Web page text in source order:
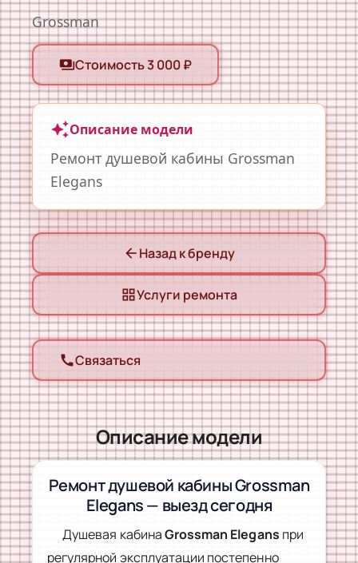
Grossman
paymentsСтоимость 3 000 ₽
auto_awesomeОписание модели
Ремонт душевой кабины Grossman
Elegans
arrow_back Назад к бренду
grid_viewУслуги ремонта
callСвязаться
Описание модели
Ремонт душевой кабины Grossman
Elegans — выезд сегодня
Душевая кабинаGrossman Elegans при
регулярной эксплуатации постепенно